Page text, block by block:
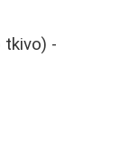
tkivo) -